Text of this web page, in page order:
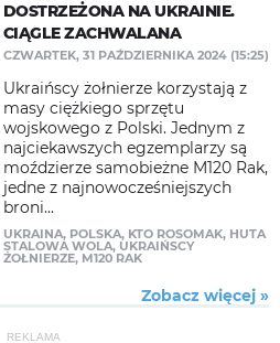
DOSTRZEŻONA NA UKRAINIE.
CIĄGLE ZACHWALANA
CZWARTEK, 31 PAŹDZIERNIKA 2024 (15:25)
Ukraińscy żołnierze korzystają z
masy ciężkiego sprzętu
wojskowego z Polski. Jednym z
najciekawszych egzemplarzy są
moździerze samobieżne M120 Rak,
jedne z najnowocześniejszych
broni...
UKRAINA, POLSKA, KTO ROSOMAK, HUTA
STALOWA WOLA, UKRAIŃSCY
ŻOŁNIERZE, M120 RAK
Zobacz więcej »
REKLAMA